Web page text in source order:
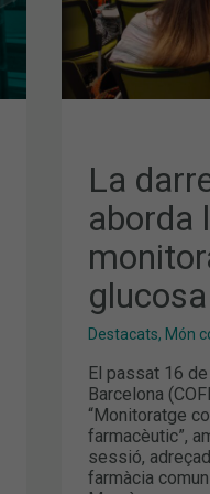
La
aborda
glucosa
Destacats, Món
El passat 16
Barcelona
“Monitoratge
farmacèutic”,
sessió,
farmàcia
GLUCOSA